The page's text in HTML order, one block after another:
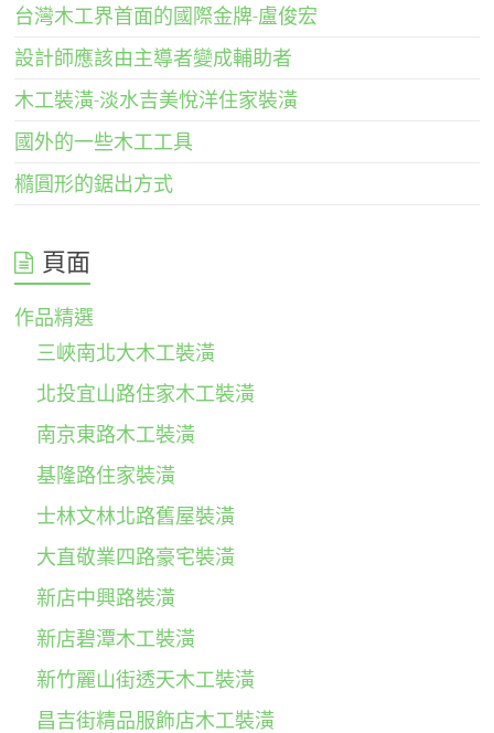
台灣木工界首面的國際金牌-盧俊宏
設計師應該由主導者變成輔助者
木工裝潢-淡水吉美悅洋住家裝潢
國外的一些木工工具
橢圓形的鋸出方式
頁面
作品精選
三峽南北大木工裝潢
北投宜山路住家木工裝潢
南京東路木工裝潢
基隆路住家裝潢
士林文林北路舊屋裝潢
大直敬業四路豪宅裝潢
新店中興路裝潢
新店碧潭木工裝潢
新竹麗山街透天木工裝潢
昌吉街精品服飾店木工裝潢